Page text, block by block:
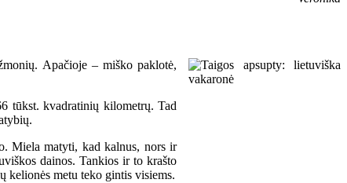
Apačioje – miško paklotė,
tūkst. kvadratinių kilometrų. Tad
Miela matyti, kad kalnus, nors ir
dainos. Tankios ir to krašto
kelionės metu teko gintis visiems.